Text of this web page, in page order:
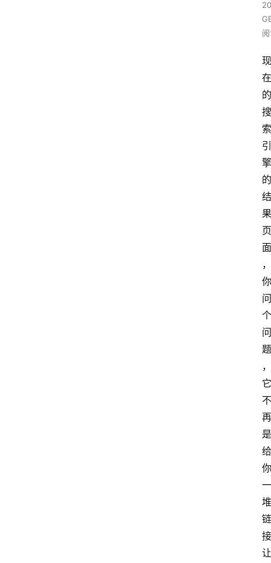
现
在
的
搜
索
引
擎
的
结
果
页
面
，
你
问
个
问
题
，
它
不
再
是
给
你
一
堆
链
接
让